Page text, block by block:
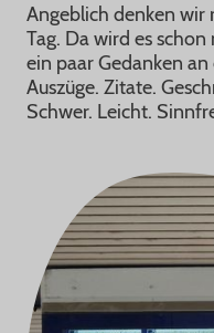
Angeblich denken
Tag. Da wird es
ein paar Gedanken
Auszüge. Zitate.
Schwer. Leicht.